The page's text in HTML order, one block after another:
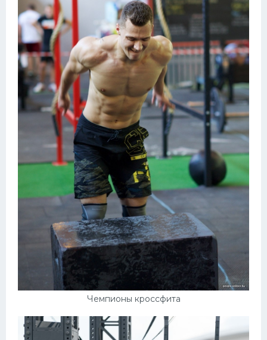
Чемпионы кроссфита